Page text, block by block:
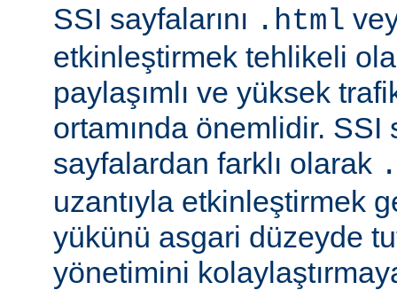
SSI sayfalarını .html
etkinleştirmek tehlikeli
paylaşımlı ve yüksek
ortamında önemlidir. SSI
sayfalardan farklı olarak
uzantıyla etkinleştirmek
yükünü asgari düzeyde
yönetimini